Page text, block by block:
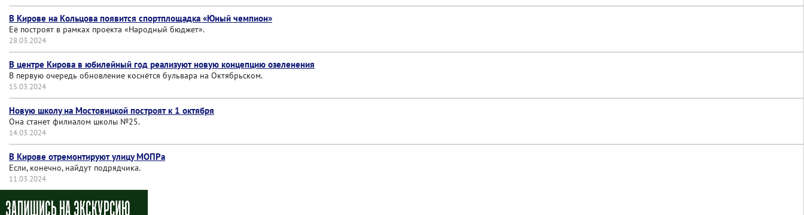
В Кирове на Кольцова появится спортплощадка «Юный чемпион»
Её построят в рамках проекта «Народный бюджет».
28.03.2024
В центре Кирова в юбилейный год реализуют новую концепцию озеленения
В первую очередь обновление коснётся бульвара на Октябрьском.
15.03.2024
Новую школу на Мостовицкой построят к 1 октября
Она станет филиалом школы №25.
14.03.2024
В Кирове отремонтируют улицу МОПРа
Если, конечно, найдут подрядчика.
11.03.2024